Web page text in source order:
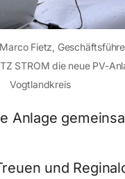
Fietz,
STROM die neue PV-
Vogtlandkreis
Anlage
und